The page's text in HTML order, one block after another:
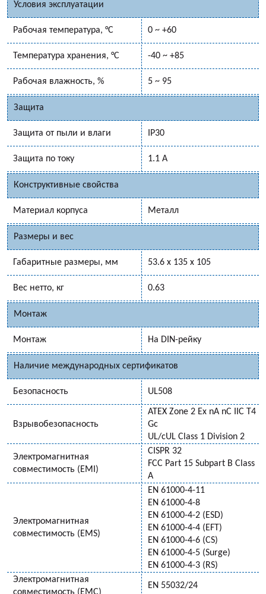
Условия эксплуатации
Рабочая температура, °C 0 ~ +60
Температура хранения, °C -40 ~ +85
Рабочая влажность, % 5 ~ 95
Защита
Защита от пыли и влаги IP30
Защита по току 1.1 А
Конструктивные свойства
Материал корпуса Металл
Размеры и вес
Габаритные размеры, мм 53.6 x 135 x 105
Вес нетто, кг 0.63
Монтаж
Монтаж На DIN-рейку
Наличие международных сертификатов
Безопасность UL508
Взрывобезопасность
ATEX Zone 2 Ex nA nC IIC T4
Gc
UL/cUL Class 1 Division 2
Электромагнитная
совместимость (EMI)
CISPR 32
FCC Part 15 Subpart B Class
A
Электромагнитная
совместимость (EMS)
EN 61000-4-11
EN 61000-4-8
EN 61000-4-2 (ESD)
EN 61000-4-4 (EFT)
EN 61000-4-6 (CS)
EN 61000-4-5 (Surge)
EN 61000-4-3 (RS)
Электромагнитная
совместимость (EMC)
EN 55032/24